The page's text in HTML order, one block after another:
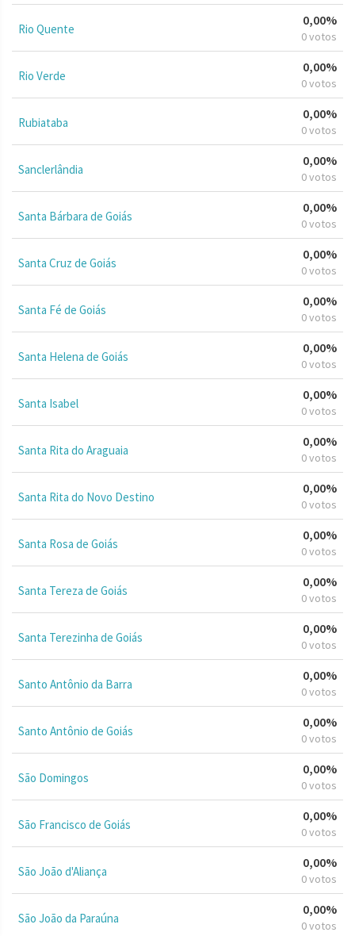
Rio Quente
0,00%
0 votos
Rio Verde
0,00%
0 votos
Rubiataba
0,00%
0 votos
Sanclerlândia
0,00%
0 votos
Santa Bárbara de Goiás
0,00%
0 votos
Santa Cruz de Goiás
0,00%
0 votos
Santa Fé de Goiás
0,00%
0 votos
Santa Helena de Goiás
0,00%
0 votos
Santa Isabel
0,00%
0 votos
Santa Rita do Araguaia
0,00%
0 votos
Santa Rita do Novo Destino
0,00%
0 votos
Santa Rosa de Goiás
0,00%
0 votos
Santa Tereza de Goiás
0,00%
0 votos
Santa Terezinha de Goiás
0,00%
0 votos
Santo Antônio da Barra
0,00%
0 votos
Santo Antônio de Goiás
0,00%
0 votos
São Domingos
0,00%
0 votos
São Francisco de Goiás
0,00%
0 votos
São João d'Aliança
0,00%
0 votos
São João da Paraúna
0,00%
0 votos